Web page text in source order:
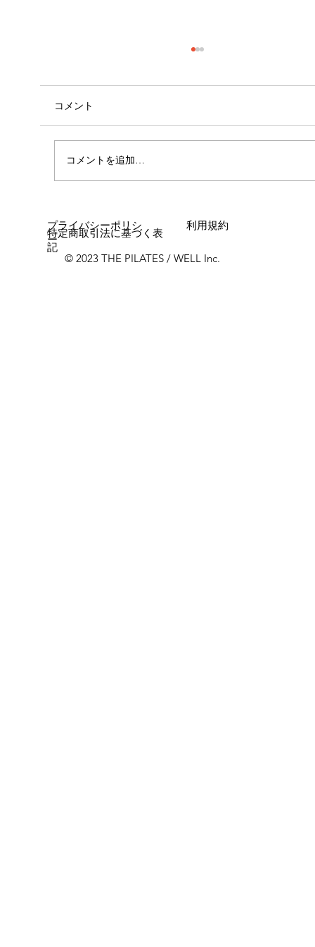
コメント
コメントを追加…
© 2023 THE PILATES / WELL Inc.
プライバシーポリシ
ー
利用規約
特定商取引法に基づく表
記